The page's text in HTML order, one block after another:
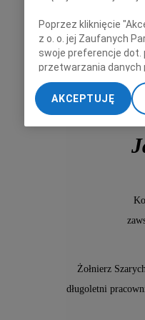
Żołnierz
długoletni
Poprzez kliknięcie
z o. o. jej Zaufanych
swoje preferencje dot.
przetwarzania danych
„Ustawienia
My, nasi Zaufani
dokładnych danych
Przechowywanie
treści, badnie
AKCEPTUJĘ